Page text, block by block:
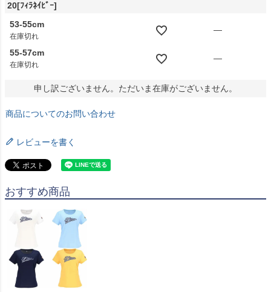
20[ﾌｨﾗﾈｲﾋﾞｰ]
53-55cm
在庫切れ
—
55-57cm
在庫切れ
—
申し訳ございません。ただいま在庫がございません。
商品についてのお問い合わせ
レビューを書く
おすすめ商品